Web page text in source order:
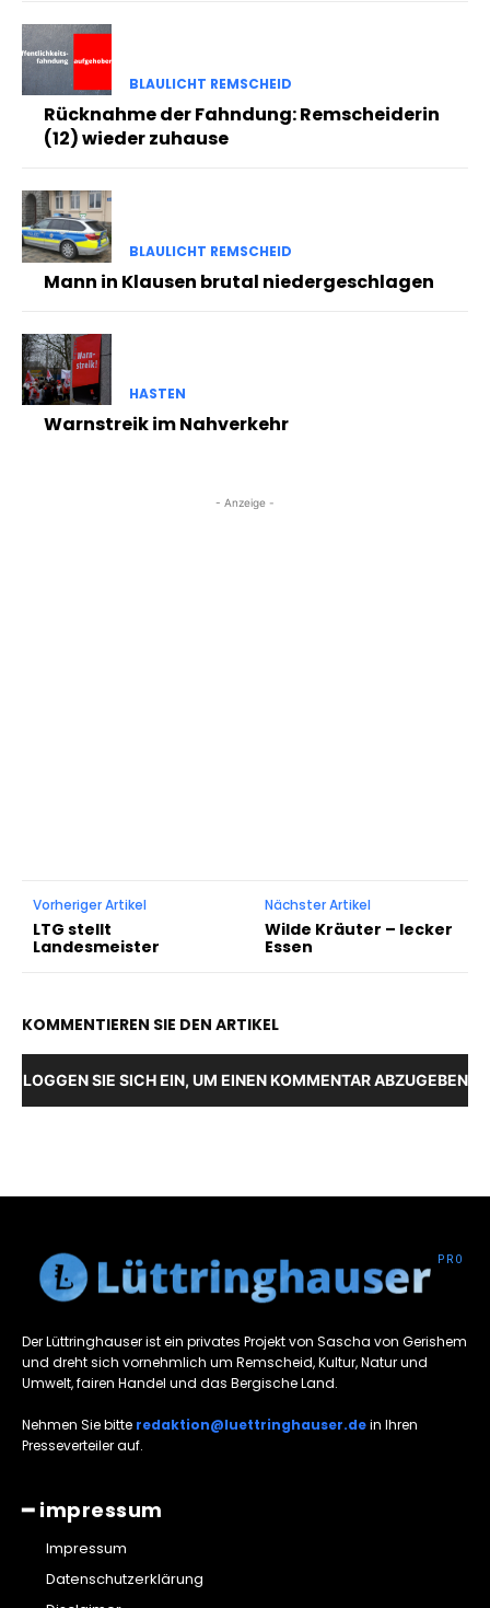
BLAULICHT REMSCHEID
Rücknahme der Fahndung: Remscheiderin
(12) wieder zuhause
BLAULICHT REMSCHEID
Mann in Klausen brutal niedergeschlagen
HASTEN
Warnstreik im Nahverkehr
- Anzeige -
Vorheriger Artikel
LTG stellt
Landesmeister
Nächster Artikel
Wilde Kräuter – lecker
Essen
KOMMENTIEREN SIE DEN ARTIKEL
LOGGEN SIE SICH EIN, UM EINEN KOMMENTAR ABZUGEBEN
Der Lüttringhauser ist ein privates Projekt von Sascha von Gerishem
und dreht sich vornehmlich um Remscheid, Kultur, Natur und
Umwelt, fairen Handel und das Bergische Land.
Nehmen Sie bitte redaktion@luettringhauser.dein Ihren
Presseverteiler auf.
━ impressum
Impressum
Datenschutzerklärung